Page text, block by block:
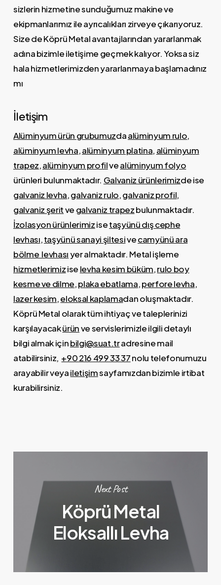
sizlerin hizmetine sunduğumuz makine ve
ekipmanlarımız ile ayrıcalıkları zirveye çıkarıyoruz.
Size de Köprü Metal avantajlarından yararlanmak
adına bizimle iletişime geçmek kalıyor. Yoksa siz
hala hizmetlerimizden yararlanmaya başlamadınız
mı
İletişim
Alüminyum ürün grubumuzdaalüminyum rulo,
alüminyum levha,alüminyum platina, alüminyum
trapez,alüminyum profilvealüminyum folyo
ürünleri bulunmaktadır. Galvaniz ürünlerimizde ise
galvaniz levha,galvaniz rulo,galvaniz profil,
galvaniz şeritve galvaniz trapezbulunmaktadır.
İzolasyon ürünlerimizisetaşyünü dış cephe
levhası,taşyünü sanayi şiltesivecamyünü ara
bölme levhasıyer almaktadır. Metal işleme
hizmetlerimizise levha kesim büküm,rulo boy
kesme ve dilme,plaka ebatlama,perfore levha,
lazer kesim,eloksal kaplamadan oluşmaktadır.
Köprü Metal olarak tüm ihtiyaç ve taleplerinizi
karşılayacakürünve servislerimizle ilgili detaylı
bilgi almak içinbilgi@suat.tradresine mail
atabilirsiniz, +90 216 499 33 37nolu telefonumuzu
arayabilir veyailetişimsayfamızdan bizimle irtibat
kurabilirsiniz.
Next Post
Köprü Metal
Eloksallı Levha